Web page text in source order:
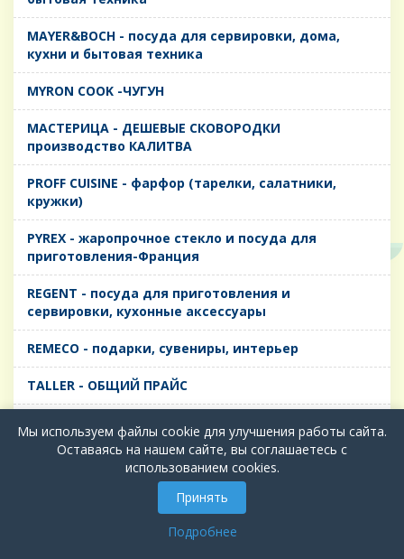
MAYER&BOCH - посуда для сервировки, дома,
кухни и бытовая техника
MYRON COOK -ЧУГУН
MАСТЕРИЦА - ДЕШЕВЫЕ СКОВОРОДКИ
производство КАЛИТВА
PROFF CUISINE - фарфор (тарелки, салатники,
кружки)
PYREX - жаропрочное стекло и посуда для
приготовления-Франция
REGENT - посуда для приготовления и
сервировки, кухонные аксессуары
REMECO - подарки, сувениры, интерьер
TALLER - ОБЩИЙ ПРАЙС
TIMA - посуда для приготовления и сервировки,
кухонные аксессуары
БИОСТАЛЬ - ТЕРМОСА
Мы используем файлы cookie для улучшения работы сайта.
Оставаясь на нашем сайте, вы соглашаетесь с
использованием cookies.
Принять
Подробнее